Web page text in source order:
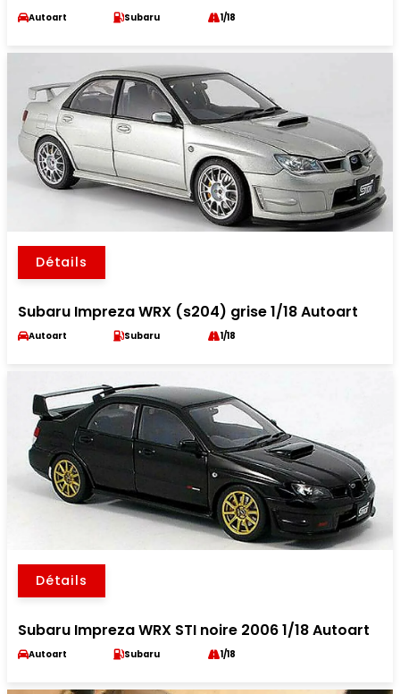
Autoart Subaru 1/18
Détails
Subaru Impreza WRX (s204) grise 1/18 Autoart
Autoart Subaru 1/18
Détails
Subaru Impreza WRX STI noire 2006 1/18 Autoart
Autoart Subaru 1/18